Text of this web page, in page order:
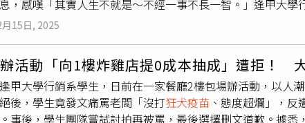
，感嘆「其實人生不就是～不經一事不長一智。」逢甲大
活動者都會經過炸雞店，可以增加對方曝光機會，因此找
，和老闆8、2分帳，卻遭到老闆拒絕。女學生因此氣得在
「結果對方是沒打狂犬病疫苗還是怎樣，瘋狂跳針態度超爛
反彈，「我是不在場，但我光聽就氣瘋。」事後遭老闆打
事件因此炎上，女學生也急忙將原本貼文刪除。炸雞老闆
padampadam1970 IG）14日稍早老闆分享截圖，透露女
月15日, 2025
活動「向1樓炸雞店提0成本抽成」遭拒！
甲大學行銷系學生，日前在一家餐廳2樓包場辦活動，以人
後，學生竟發文痛罵老闆「沒打狂犬疫苗 、態度超爛」，
事後，學生團隊嘗試討拍再被罵，最後選擇刪文道歉。據